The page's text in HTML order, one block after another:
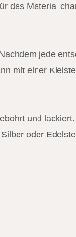
das Material
jede
mit einer
und lackiert.
oder